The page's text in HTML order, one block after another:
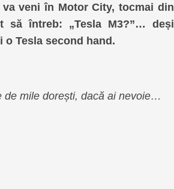
veni în Motor City, tocmai din
să întreb: „Tesla M3?”… deși
Tesla second hand.
de mile dorești, dacă ai nevoie…